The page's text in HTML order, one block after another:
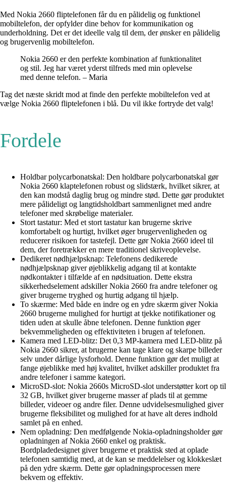
Med Nokia 2660 fliptelefonen får du en pålidelig og funktionel
mobiltelefon, der opfylder dine behov for kommunikation og
underholdning. Det er det ideelle valg til dem, der ønsker en pålidelig
og brugervenlig mobiltelefon.
Nokia 2660 er den perfekte kombination af funktionalitet
og stil. Jeg har været yderst tilfreds med min oplevelse
med denne telefon. – Maria
Tag det næste skridt mod at finde den perfekte mobiltelefon ved at
vælge Nokia 2660 fliptelefonen i blå. Du vil ikke fortryde det valg!
Fordele
Holdbar polycarbonatskal: Den holdbare polycarbonatskal gør
Nokia 2660 klaptelefonen robust og slidstærk, hvilket sikrer, at
den kan modstå daglig brug og mindre stød. Dette gør produktet
mere pålideligt og langtidsholdbart sammenlignet med andre
telefoner med skrøbelige materialer.
Stort tastatur: Med et stort tastatur kan brugerne skrive
komfortabelt og hurtigt, hvilket øger brugervenligheden og
reducerer risikoen for tastefejl. Dette gør Nokia 2660 ideel til
dem, der foretrækker en mere traditionel skriveoplevelse.
Dedikeret nødhjælpsknap: Telefonens dedikerede
nødhjælpsknap giver øjeblikkelig adgang til at kontakte
nødkontakter i tilfælde af en nødsituation. Dette ekstra
sikkerhedselement adskiller Nokia 2660 fra andre telefoner og
giver brugerne tryghed og hurtig adgang til hjælp.
To skærme: Med både en indre og en ydre skærm giver Nokia
2660 brugerne mulighed for hurtigt at tjekke notifikationer og
tiden uden at skulle åbne telefonen. Denne funktion øger
bekvemmeligheden og effektiviteten i brugen af telefonen.
Kamera med LED-blitz: Det 0,3 MP-kamera med LED-blitz på
Nokia 2660 sikrer, at brugerne kan tage klare og skarpe billeder
selv under dårlige lysforhold. Denne funktion gør det muligt at
fange øjeblikke med høj kvalitet, hvilket adskiller produktet fra
andre telefoner i samme kategori.
MicroSD-slot: Nokia 2660s MicroSD-slot understøtter kort op til
32 GB, hvilket giver brugerne masser af plads til at gemme
billeder, videoer og andre filer. Denne udvidelsesmulighed giver
brugerne fleksibilitet og mulighed for at have alt deres indhold
samlet på en enhed.
Nem opladning: Den medfølgende Nokia-opladningsholder gør
opladningen af Nokia 2660 enkel og praktisk.
Bordpladedesignet giver brugerne et praktisk sted at oplade
telefonen samtidig med, at de kan se meddelelser og klokkeslæt
på den ydre skærm. Dette gør opladningsprocessen mere
bekvem og effektiv.